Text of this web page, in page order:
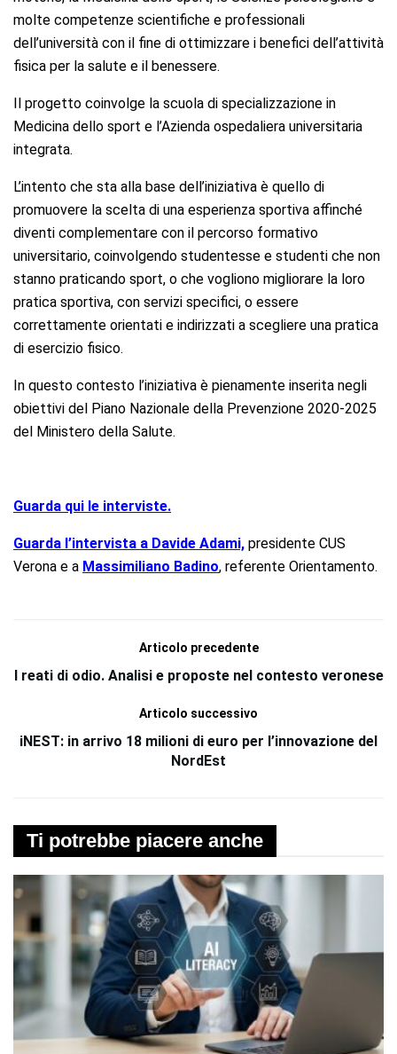
molte competenze scientifiche e professionali
dell’università con il fine di ottimizzare i benefici dell’attività
fisica per la salute e il benessere.
Il progetto coinvolge la scuola di specializzazione in
Medicina dello sport e l’Azienda ospedaliera universitaria
integrata.
L’intento che sta alla base dell’iniziativa è quello di
promuovere la scelta di una esperienza sportiva affinché
diventi complementare con il percorso formativo
universitario, coinvolgendo studentesse e studenti che non
stanno praticando sport, o che vogliono migliorare la loro
pratica sportiva, con servizi specifici, o essere
correttamente orientati e indirizzati a scegliere una pratica
di esercizio fisico.
In questo contesto l’iniziativa è pienamente inserita negli
obiettivi del Piano Nazionale della Prevenzione 2020-2025
del Ministero della Salute.
Guarda qui le interviste.
Guarda l’intervista a Davide Adami, presidente CUS
Verona e a Massimiliano Badino, referente Orientamento.
Articolo precedente
I reati di odio. Analisi e proposte nel contesto veronese
Articolo successivo
iNEST: in arrivo 18 milioni di euro per l’innovazione del
NordEst
Ti potrebbe piacere anche